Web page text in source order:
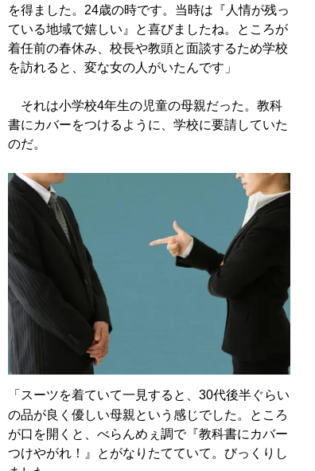
を得ました。24歳の時です。当時は『人情が残っ
ている地域で嬉しい』と喜びましたね。ところが
着任前の春休み、校長や教頭と面談するため学校
を訪れると、変な女の人がいたんです」
それは小学校4年生の児童の母親だった。教科
書にカバーをつけるように、学校に要請していた
のだ。
「スーツを着ていて一見すると、30代後半ぐらい
の品が良く優しい母親という感じでした。ところ
が口を開くと、べらんめぇ調で『教科書にカバー
つけやがれ！』とがなりたてていて。びっくりし